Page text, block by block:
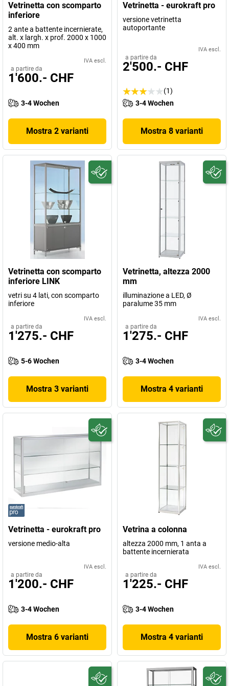
Vetrinetta con scomparto
inferiore
2 ante a battente incernierate,
alt. x largh. x prof. 2000 x 1000
x 400 mm
IVA escl.
a partire da
1'600.- CHF
3-4 Wochen
Mostra 2 varianti
Vetrinetta - eurokraft pro
versione vetrinetta
autoportante
IVA escl.
a partire da
2'500.- CHF
(1)
3-4 Wochen
Mostra 8 varianti
Vetrinetta con scomparto
inferiore LINK
vetri su 4 lati, con scomparto
inferiore
IVA escl.
a partire da
1'275.- CHF
5-6 Wochen
Mostra 3 varianti
Vetrinetta, altezza 2000
mm
illuminazione a LED, Ø
paralume 35 mm
IVA escl.
a partire da
1'275.- CHF
3-4 Wochen
Mostra 4 varianti
Vetrinetta - eurokraft pro
versione medio-alta
IVA escl.
a partire da
1'200.- CHF
3-4 Wochen
Mostra 6 varianti
Vetrina a colonna
altezza 2000 mm, 1 anta a
battente incernierata
IVA escl.
a partire da
1'225.- CHF
3-4 Wochen
Mostra 4 varianti